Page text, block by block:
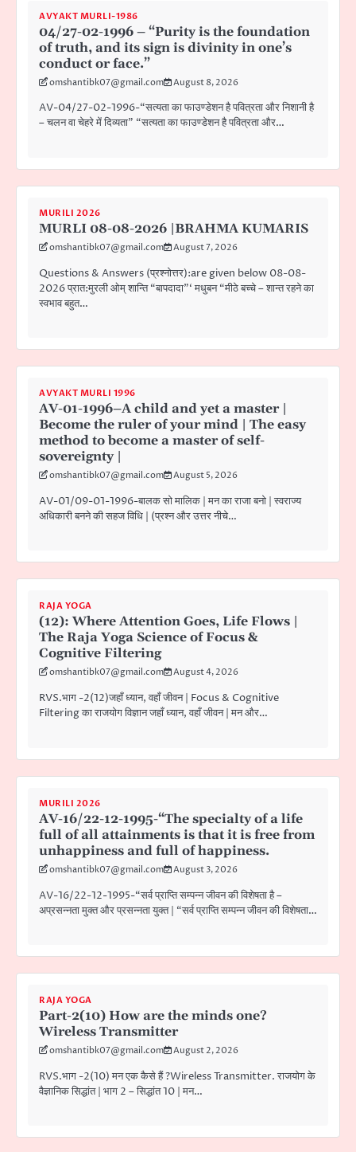
AVYAKT MURLI-1986
04/27-02-1996 – “Purity is the foundation
of truth, and its sign is divinity in one’s
conduct or face.”
omshantibk07@gmail.com August 8, 2026
AV-04/27-02-1996-“सत्यता का फाउण्डेशन है पवित्रता और निशानी है
– चलन वा चेहरे में दिव्यता” “सत्यता का फाउण्डेशन है पवित्रता और…
MURILI 2026
MURLI 08-08-2026 |BRAHMA KUMARIS
omshantibk07@gmail.com August 7, 2026
Questions & Answers (प्रश्नोत्तर):are given below 08-08-
2026 प्रात:मुरली ओम् शान्ति “बापदादा”‘ मधुबन “मीठे बच्चे – शान्त रहने का
स्वभाव बहुत…
AVYAKT MURLI 1996
AV-01-1996–A child and yet a master |
Become the ruler of your mind | The easy
method to become a master of self-
sovereignty |
omshantibk07@gmail.com August 5, 2026
AV-01/09-01-1996-बालक सो मालिक | मन का राजा बनो | स्वराज्य
अधिकारी बनने की सहज विधि | (प्रश्न और उत्तर नीचे…
RAJA YOGA
(12): Where Attention Goes, Life Flows |
The Raja Yoga Science of Focus &
Cognitive Filtering
omshantibk07@gmail.com August 4, 2026
RVS.भाग -2(12)जहाँ ध्यान, वहाँ जीवन | Focus & Cognitive
Filtering का राजयोग विज्ञान जहाँ ध्यान, वहाँ जीवन | मन और…
MURILI 2026
AV-16/22-12-1995-“The specialty of a life
full of all attainments is that it is free from
unhappiness and full of happiness.
omshantibk07@gmail.com August 3, 2026
AV-16/22-12-1995-“सर्व प्राप्ति सम्पन्न जीवन की विशेषता है –
अप्रसन्नता मुक्त और प्रसन्नता युक्त | “सर्व प्राप्ति सम्पन्न जीवन की विशेषता…
RAJA YOGA
Part-2(10) How are the minds one?
Wireless Transmitter
omshantibk07@gmail.com August 2, 2026
RVS.भाग -2(10) मन एक कैसे हैं ?Wireless Transmitter. राजयोग के
वैज्ञानिक सिद्धांत | भाग 2 – सिद्धांत 10 | मन…